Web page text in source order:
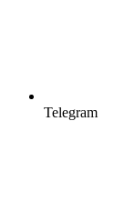
Telegram